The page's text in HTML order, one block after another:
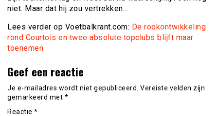
niet. Maar dat hij zou vertrekken…
Lees verder op Voetbalkrant.com: De rookontwikkeling
rond Courtois en twee absolute topclubs blijft maar
toenemen
Geef een reactie
Je e-mailadres wordt niet gepubliceerd. Vereiste velden zijn
gemarkeerd met *
Reactie *